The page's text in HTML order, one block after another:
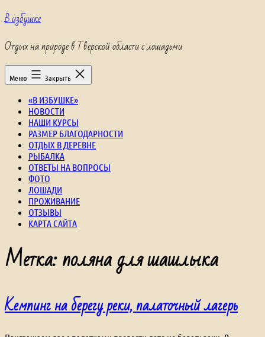
Перейти
к
В избушке
Отдых на природе в Тверской области с лошадьми
Меню Закрыть
«В ИЗБУШКЕ»
НОВОСТИ
НАШИ КУРСЫ
РАЗМЕР БЛАГОДАРНОСТИ
ОТДЫХ В ДЕРЕВНЕ
РЫБАЛКА
ОТВЕТЫ НА ВОПРОСЫ
ФОТО
ЛОШАДИ
ПРОЖИВАНИЕ
ОТЗЫВЫ
КАРТА САЙТА
Метка:поляна для шашлыка
Кемпинг на берегу реки, палаточный лагерь